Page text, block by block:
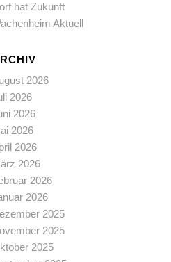
hat Zukunft
Aktuell
2026
2026
2026
2026
2026
2026
2026
2026
2025
2025
2025